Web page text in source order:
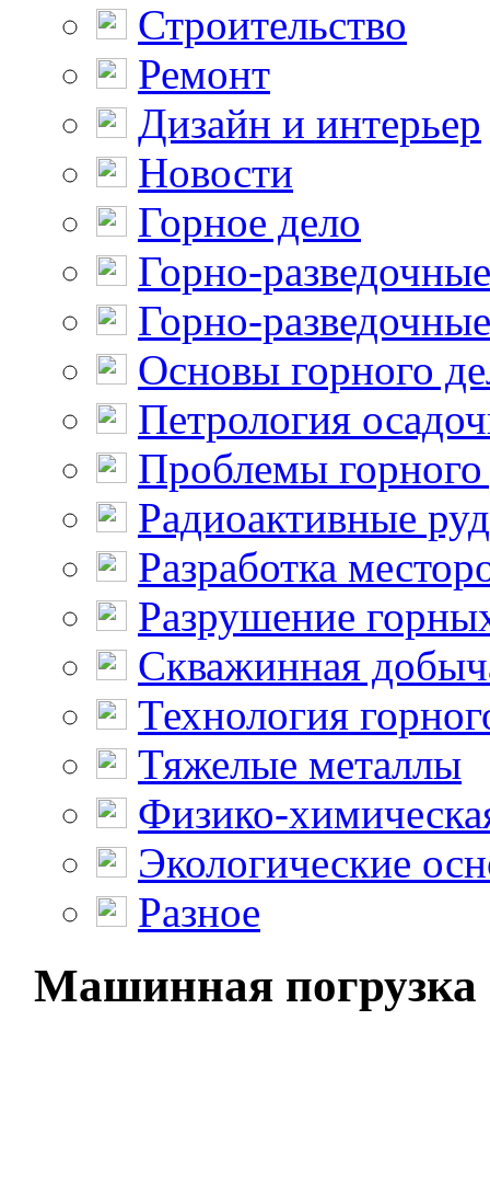
Строительство
Ремонт
Дизайн и интерьер
Новости
Горное дело
Горно-
Горно-
Основы горного
Петрология
Проблемы горного
Радиоактивные
Разработка
Разрушение
Скважинная
Технология
Тяжелые металлы
Физико-
Экологические
Разное
Машинная погрузка